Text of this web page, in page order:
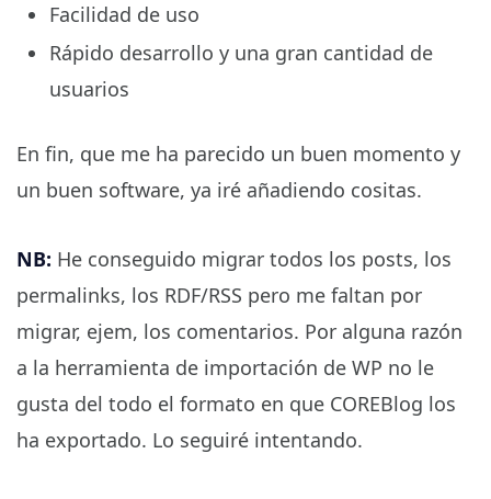
Facilidad de uso
Rápido desarrollo y una gran cantidad de
usuarios
En fin, que me ha parecido un buen momento y
un buen software, ya iré añadiendo cositas.
NB: He conseguido migrar todos los posts, los
permalinks, los RDF/RSS pero me faltan por
migrar, ejem, los comentarios. Por alguna razón
a la herramienta de importación de WP no le
gusta del todo el formato en que COREBlog los
ha exportado. Lo seguiré intentando.